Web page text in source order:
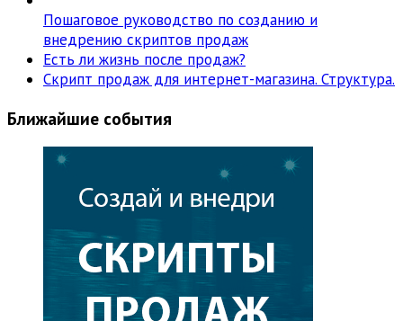
Пошаговое руководство по созданию и
внедрению скриптов продаж
Есть ли жизнь после продаж?
Скрипт продаж для интернет-магазина. Структура.
Ближайшие события